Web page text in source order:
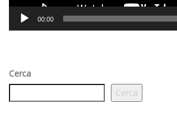
00:00
Cerca
Cerca